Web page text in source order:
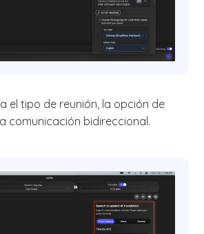
el tipo de reunión, la opción de
comunicación bidireccional.